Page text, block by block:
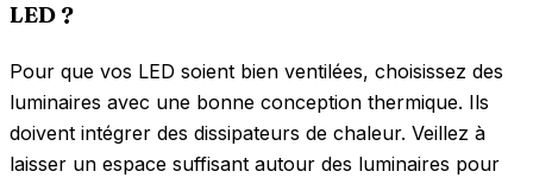
LED ?
Pour que vos LED soient bien ventilées, choisissez des
luminaires avec une bonne conception thermique. Ils
doivent intégrer des dissipateurs de chaleur. Veillez à
laisser un espace suffisant autour des luminaires pour